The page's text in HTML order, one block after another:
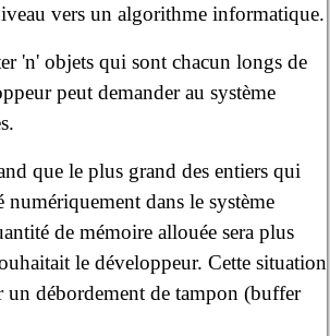
vers un algorithme informatique.
'n' objets qui sont chacun longs de
peut demander au système
que le plus grand des entiers qui
numériquement dans le système
de mémoire allouée sera plus
le développeur. Cette situation
un débordement de tampon (buffer